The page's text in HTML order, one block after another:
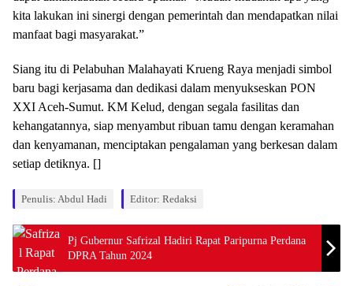
kita lakukan ini sinergi dengan pemerintah dan mendapatkan nilai
manfaat bagi masyarakat.”
Siang itu di Pelabuhan Malahayati Krueng Raya menjadi simbol
baru bagi kerjasama dan dedikasi dalam menyukseskan PON
XXI Aceh-Sumut. KM Kelud, dengan segala fasilitas dan
kehangatannya, siap menyambut ribuan tamu dengan keramahan
dan kenyamanan, menciptakan pengalaman yang berkesan dalam
setiap detiknya. []
Penulis: Abdul Hadi Editor: Redaksi
Pj Gubernur Safrizal Hadiri Rapat Paripurna Perdana
DPRA Tahun 2024